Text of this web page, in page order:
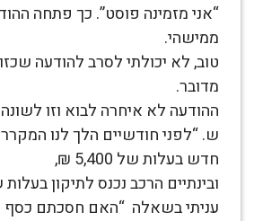
“אני מזמינה פוסט”. כך פתחה
ממישהי.
טוב, לא יכולתי לסרב להודעה
מדובר.
ההודעה לא איחרה לבוא וזו
ש. “לפני חודשיים הלך לנו
חדש בעלות של 5,400 ₪,
ובינתיים הרכב נכנס לתיקון בעלות של
עניתי בשאלה “האם חסכתם